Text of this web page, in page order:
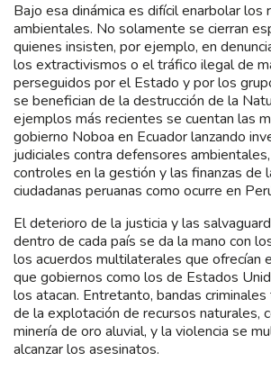
Bajo esa dinámica es difícil enarbolar los
ambientales. No solamente se cierran
quienes insisten, por ejemplo, en
los extractivismos o el tráfico ilegal de
perseguidos por el Estado y por los
se benefician de la destrucción de la
ejemplos más recientes se cuentan las
gobierno Noboa en Ecuador lanzando
judiciales contra defensores
controles en la gestión y las finanzas de
ciudadanas peruanas como ocurre en
El deterioro de la justicia y las
dentro de cada país se da la mano con
los acuerdos multilaterales que ofrecían
que gobiernos como los de Estados
los atacan. Entretanto, bandas
de la explotación de recursos naturales,
minería de oro aluvial, y la violencia se
alcanzar los asesinatos.